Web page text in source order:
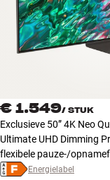
Accessoires
INSPIRATIE
NIEUW
€ 1.549/ STUK
Exclusieve 50” 4K Neo
Ultimate UHD Dimming
flexibele pauze-/
Energielabel